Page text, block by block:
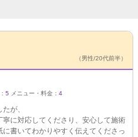
（男性/20代前半）
5 メニュー・料金： 4
が、
に対応してくださり、安心して施術
書いてわかりやすく伝えてくださっ